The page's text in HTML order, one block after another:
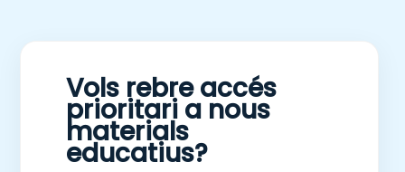
Vols rebre accés
prioritari a nous
materials
educatius?